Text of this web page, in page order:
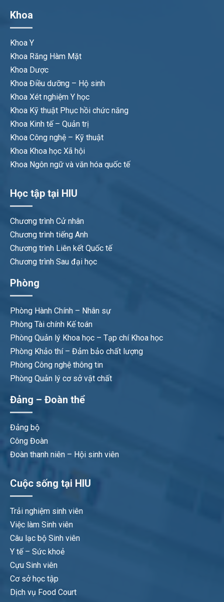
Khoa
Khoa Y
Khoa Răng Hàm Mặt
Khoa Dược
Khoa Điều dưỡng – Hộ sinh
Khoa Xét nghiệm Y học
Khoa Kỹ thuật Phục hồi chức năng
Khoa Kinh tế – Quản trị
Khoa Công nghệ – Kỹ thuật
Khoa Khoa học Xã hội
Khoa Ngôn ngữ và văn hóa quốc tế
Học tập tại HIU
Chương trình Cử nhân
Chương trình tiếng Anh
Chương trình Liên kết Quốc tế
Chương trình Sau đại học
Phòng
Phòng Hành Chính – Nhân sự
Phòng Tài chính Kế toán
Phòng Quản lý Khoa học – Tạp chí Khoa học
Phòng Khảo thí – Đảm bảo chất lượng
Phòng Công nghệ thông tin
Phòng Quản lý cơ sở vật chất
Đảng – Đoàn thể
Đảng bộ
Công Đoàn
Đoàn thanh niên – Hội sinh viên
Cuộc sống tại HIU
Trải nghiệm sinh viên
Việc làm Sinh viên
Câu lạc bộ Sinh viên
Y tế – Sức khoẻ
Cựu Sinh viên
Cơ sở học tập
Dịch vụ Food Court